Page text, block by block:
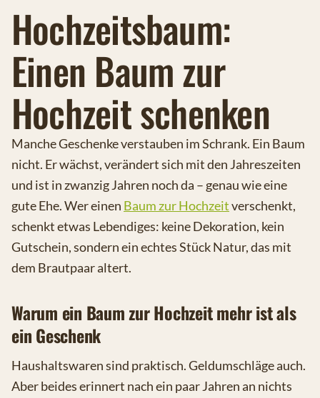
Hochzeitsbaum:
Einen Baum zur
Hochzeit schenken
Manche Geschenke verstauben im Schrank. Ein Baum
nicht. Er wächst, verändert sich mit den Jahreszeiten
und ist in zwanzig Jahren noch da – genau wie eine
gute Ehe. Wer einen Baum zur Hochzeitverschenkt,
schenkt etwas Lebendiges: keine Dekoration, kein
Gutschein, sondern ein echtes Stück Natur, das mit
dem Brautpaar altert.
Warum ein Baum zur Hochzeit mehr ist als
ein Geschenk
Haushaltswaren sind praktisch. Geldumschläge auch.
Aber beides erinnert nach ein paar Jahren an nichts